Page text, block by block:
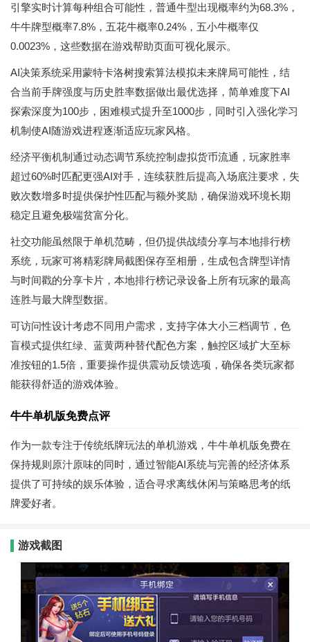
引擎实时计算每种组合可能性，普通牛型出现概率约为68.3%，
牛牛牌型概率7.8%，五花牛概率0.24%，五小牛概率仅
0.0023%，这些数据在游戏帮助页面可视化展示。
AI决策系统采用蒙特卡洛树搜索算法模拟未来牌局可能性，结
合当前手牌强度与历史胜率数据做出最优选择，简单难度下AI
探索深度为100步，困难模式提升至1000步，同时引入强化学习
机制使AI随游戏进程逐渐适应玩家风格。
经济平衡机制通过动态调节系统控制虚拟货币流通，玩家胜率
超过60%时匹配更强AI对手，连续获胜后提高入场底注要求，失
败次数增多时提供保护性匹配与额外奖励，确保游戏环境长期
稳定且避免极端贫富分化。
社交功能虽然限于单机范畴，但仍提供战绩分享与本地排行榜
系统，玩家可将精彩牌局截图保存至相册，生成包含牌型详情
与时间戳的分享卡片，本地排行榜记录设备上所有玩家的最高
连胜与最大牌型数据。
可访问性设计考虑不同用户需求，支持字体大小三档调节，色
盲模式提供红绿、蓝黄两种替代配色方案，触控区域扩大至标
准按钮的1.5倍，重要操作提供震动反馈选项，确保各类玩家都
能获得舒适的游戏体验。
牛牛单机版免费点评
作为一款专注于传统纸牌玩法的单机游戏，牛牛单机版免费在
保持规则原汁原味的同时，通过智能AI系统与完善的经济体系
提供了可持续的娱乐体验，适合寻求离线休闲与策略思考的纸
牌爱好者。
游戏截图